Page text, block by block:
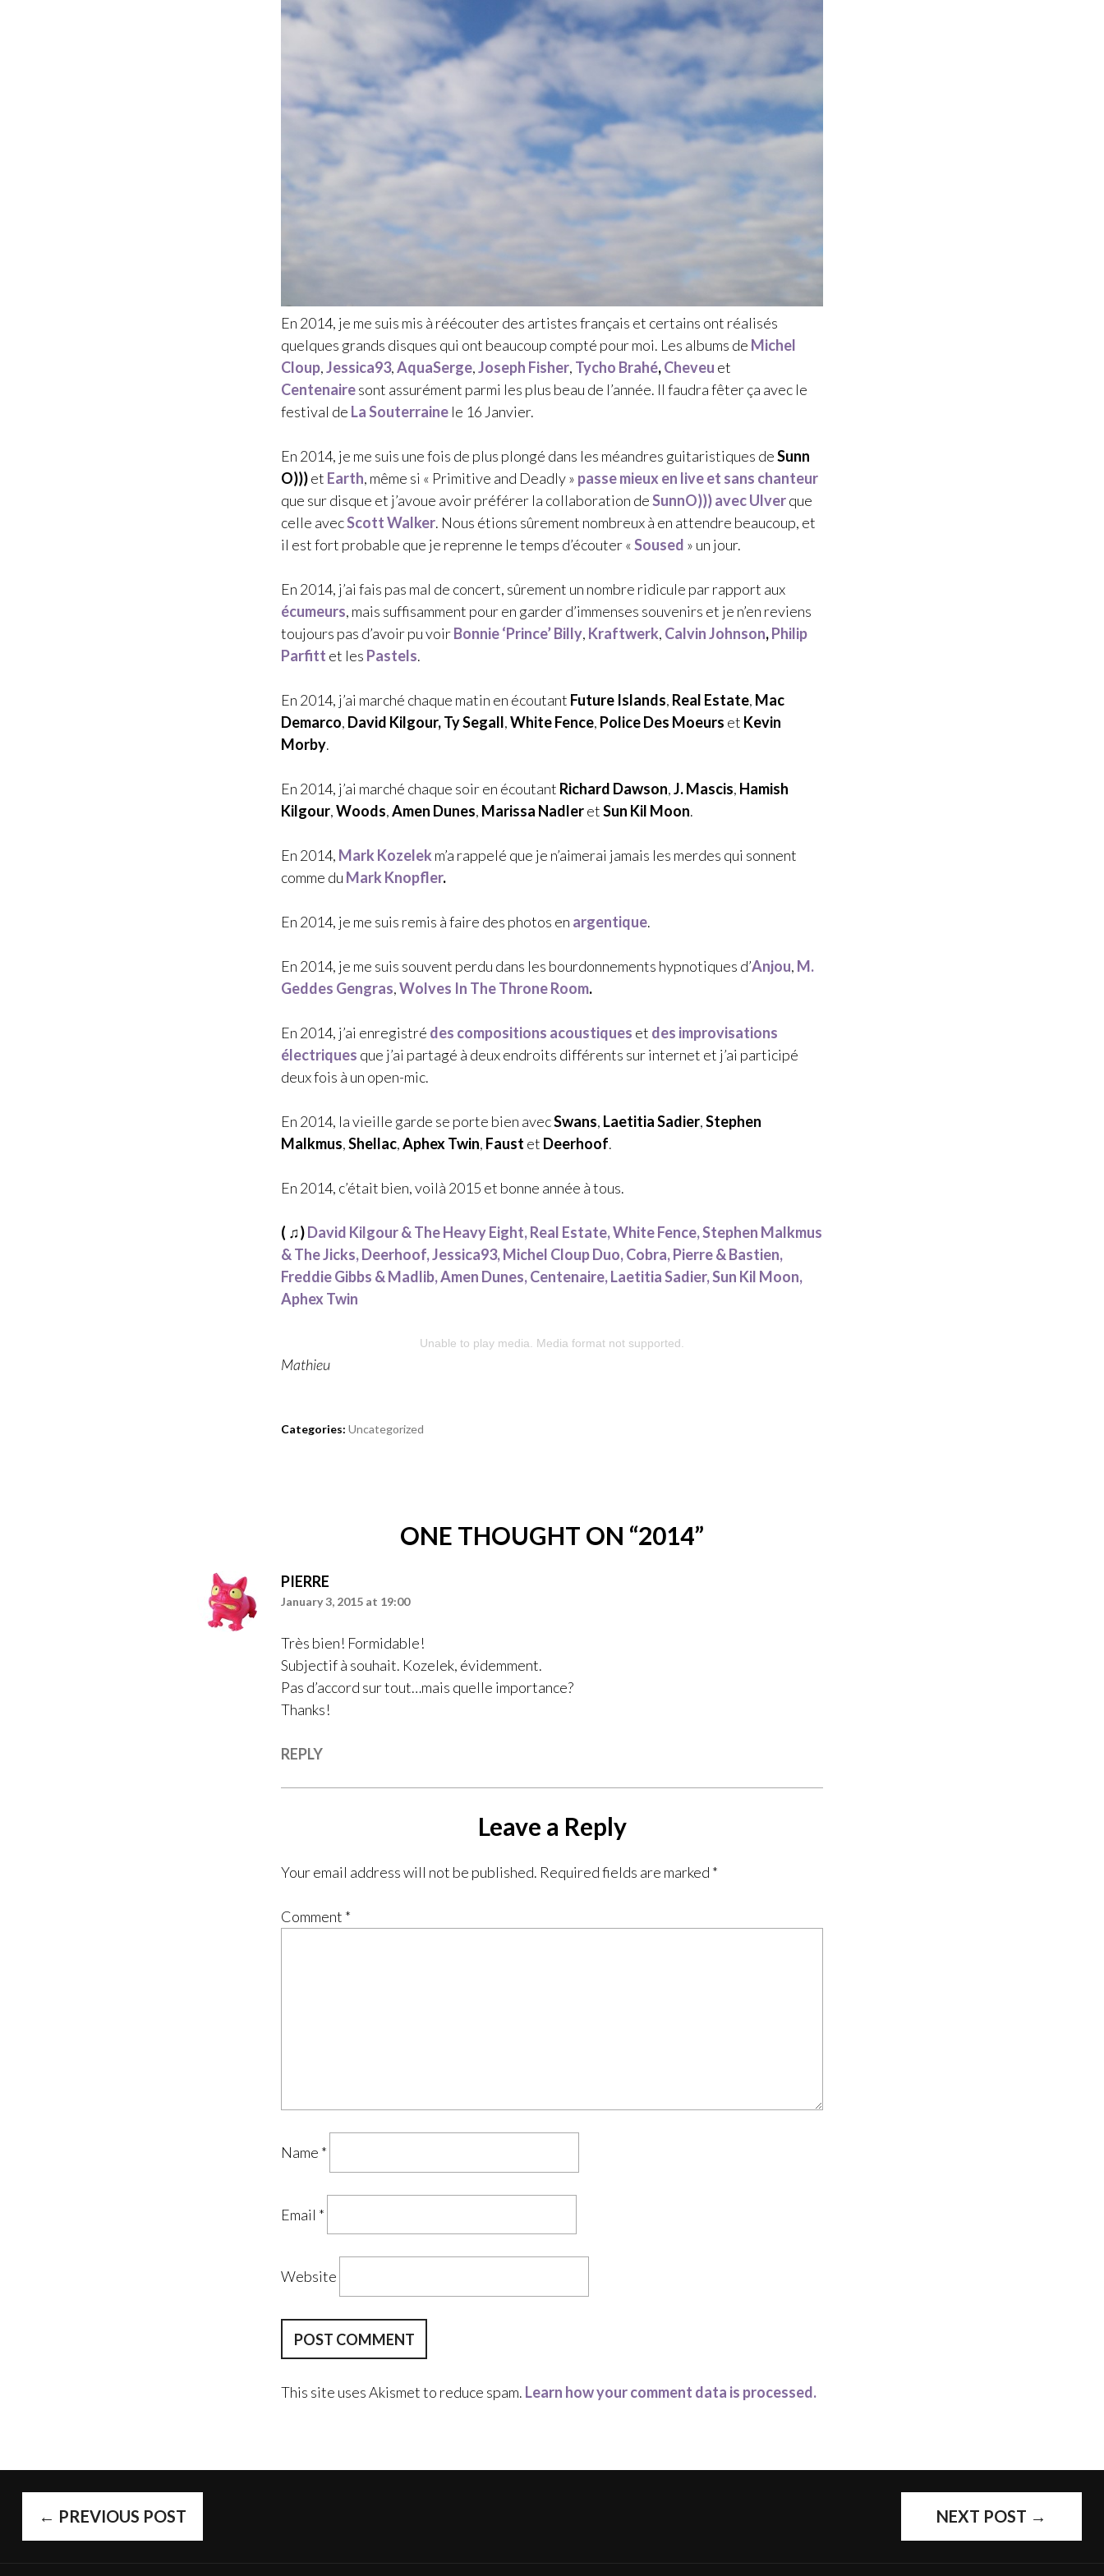
En 2014, je me suis mis à réécouter des artistes français et certains ont réalisés
quelques grands disques qui ont beaucoup compté pour moi. Les albums de Michel
Cloup,Jessica93,AquaSerge,Joseph Fisher, Tycho Brahé,Cheveu et
Centenairesont assurément parmi les plus beau de l’année. Il faudra fêter ça avec le
festival de La Souterraine le 16 Janvier.
En 2014, je me suis une fois de plus plongé dans les méandres guitaristiques deSunn
O)))et Earth, même si « Primitive and Deadly » passe mieux en live et sans chanteur
que sur disque et j’avoue avoir préférer la collaboration deSunnO)))avecUlverque
celle avecScott Walker. Nous étions sûrement nombreux à en attendre beaucoup, et
il est fort probable que je reprenne le temps d’écouter «Soused » un jour.
En 2014, j’ai fais pas mal de concert, sûrement un nombre ridicule par rapport aux
écumeurs, mais suffisamment pour en garder d’immenses souvenirs et je n’en reviens
toujours pas d’avoir pu voirBonnie ‘Prince’ Billy, Kraftwerk, Calvin Johnson,Philip
Parfitt et les Pastels.
En 2014, j’ai marché chaque matin en écoutant Future Islands, Real Estate, Mac
Demarco, David Kilgour, Ty Segall,White Fence, Police Des Moeurs et Kevin
Morby.
En 2014, j’ai marché chaque soir en écoutant Richard Dawson,J. Mascis, Hamish
Kilgour,Woods,Amen Dunes, Marissa NadleretSun Kil Moon.
En 2014, Mark Kozelek m’a rappelé que je n’aimerai jamais les merdes qui sonnent
comme du Mark Knopfler.
En 2014, je me suis remis à faire des photos en argentique.
En 2014, je me suis souvent perdu dans les bourdonnements hypnotiques d’Anjou, M.
Geddes Gengras,Wolves In The Throne Room.
En 2014, j’ai enregistré des compositions acoustiques et des improvisations
électriques que j’ai partagé à deux endroits différents sur internet et j’ai participé
deux fois à un open-mic.
En 2014, la vieille garde se porte bien avecSwans, Laetitia Sadier,Stephen
Malkmus,Shellac,Aphex Twin, Faust et Deerhoof.
En 2014, c’était bien, voilà 2015 et bonne année à tous.
( ♫)David Kilgour & The Heavy Eight, Real Estate, White Fence, Stephen Malkmus
& The Jicks, Deerhoof, Jessica93, Michel Cloup Duo, Cobra, Pierre & Bastien,
Freddie Gibbs & Madlib, Amen Dunes, Centenaire, Laetitia Sadier, Sun Kil Moon,
Aphex Twin
Unable to play media. Media format not supported.
Mathieu
Categories: Uncategorized
ONE THOUGHT ON “2014”
PIERRE
January 3, 2015 at 19:00
Très bien! Formidable!
Subjectif à souhait. Kozelek, évidemment.
Pas d’accord sur tout…mais quelle importance?
Thanks!
REPLY
Leave a Reply
Your email address will not be published. Required fields are marked *
Comment *
Name *
Email *
Website
This site uses Akismet to reduce spam. Learn how your comment data is processed.
POST
← PREVIOUS POST NEXT POST →